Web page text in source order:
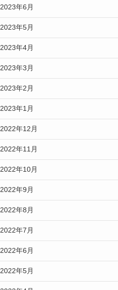
2023年6月
2023年5月
2023年4月
2023年3月
2023年2月
2023年1月
2022年12月
2022年11月
2022年10月
2022年9月
2022年8月
2022年7月
2022年6月
2022年5月